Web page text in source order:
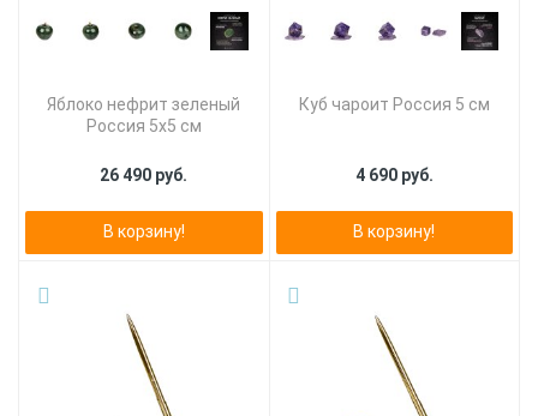
Яблоко нефрит зеленый
Россия 5х5 см
26 490 руб.
В корзину!
Куб чароит Россия 5 см
4 690 руб.
В корзину!